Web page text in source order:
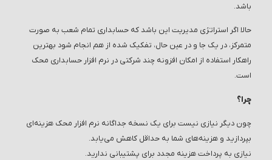
باشد.
حالا اگر استراتژی مدیریت این باشد که حسابداری تمام شعب به صورت
متمرکز، در یک جا و در عین حال، تفکیک شده از هم انجام شود بهترین
راهکار استفاده از امکان افزونه چند شرکتی در نرم افزار حسابداری محک
است.
چرا؟
چون دیگر نیازی نیست برای یک نسخه جداگانه نرم افزار محک هزینه‌ای
بپردازید و هزینه‌های شما به حداقل کاهش می‌یابد.
نیازی به پرداخت هزینه مجدد برای پشتیبانی ندارید.